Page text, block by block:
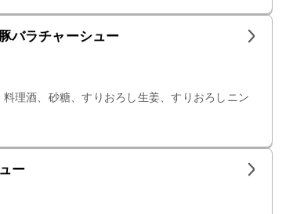
バラチャーシュー
理酒、砂糖、すりおろし生姜、すりおろしニン
ー